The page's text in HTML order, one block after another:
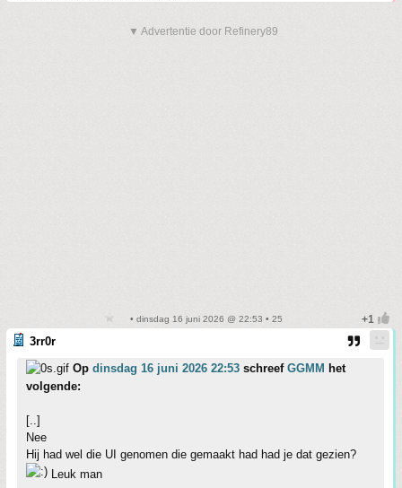
▼ Advertentie door Refinery89
• dinsdag 16 juni 2026 @ 22:53 • 25
3rr0r
Op dinsdag 16 juni 2026 22:53 schreef GGMM het
volgende:
[..]
Nee
Hij had wel die UI genomen die gemaakt had had je dat gezien?
Leuk man